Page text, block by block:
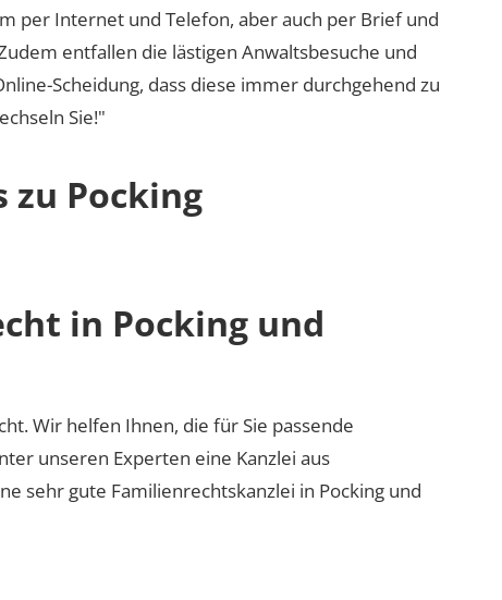
per Internet und Telefon, aber auch per Brief und
entfallen die lästigen Anwaltsbesuche und
Scheidung, dass diese immer durchgehend zu
Sie!"
zu Pocking
in Pocking und
Wir helfen Ihnen, die für Sie passende
unseren Experten eine Kanzlei aus
sehr gute Familienrechtskanzlei in Pocking und